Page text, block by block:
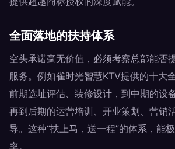
全面落地的扶持体系
空头承诺毫无价值，必须考察总部能否
服务。例如雀时光智慧KTV提供的十大
前期选址评估、装修设计，到中期的设
再到后期的运营培训、开业策划、营销
导。这种“扶上马，送一程”的体系，能
率。